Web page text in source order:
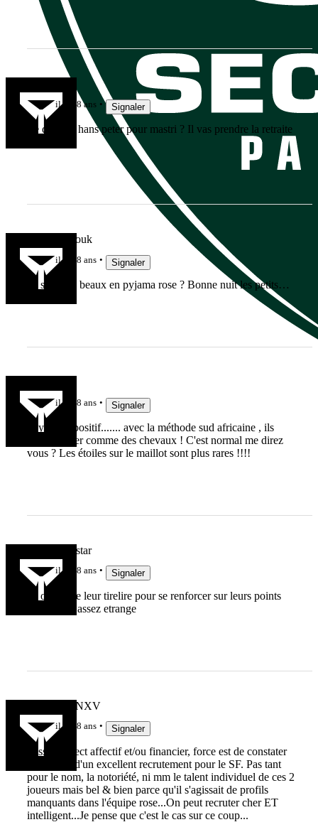
il y a 8 ans Signaler
Le docteur hans peter pour mastri ? Il vas prendre la retraite
Bachibouzouk
il y a 8 ans Signaler
Ils sont pas beaux en pyjama rose ? Bonne nuit les petits…
il y a 8 ans Signaler
voyons le positif....... avec la méthode sud africaine , ils
vont galoper comme des chevaux ! C'est normal me direz
vous ? Les étoiles sur le maillot sont plus rares !!!!
Yionel ma star
il y a 8 ans Signaler
Ils ont casse leur tirelire pour se renforcer sur leurs points
forts. C'est assez etrange
MARCFANXV
il y a 8 ans Signaler
Passé l'aspect affectif et/ou financier, force est de constater
qu'il s'agit d'un excellent recrutement pour le SF. Pas tant
pour le nom, la notoriété, ni mm le talent individuel de ces 2
joueurs mais bel & bien parce qu'il s'agissait de profils
manquants dans l'équipe rose...On peut recruter cher ET
intelligent...Je pense que c'est le cas sur ce coup...